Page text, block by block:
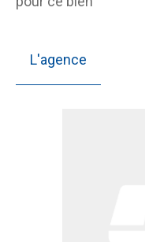
L'agence